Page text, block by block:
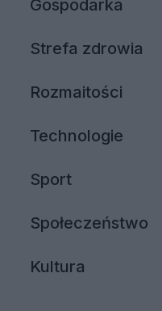
Gospodarka
Strefa zdrowia
Rozmaitości
Technologie
Sport
Społeczeństwo
Kultura